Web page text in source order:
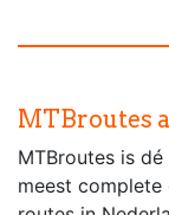
MTBroutes
MTBroutes is
meest